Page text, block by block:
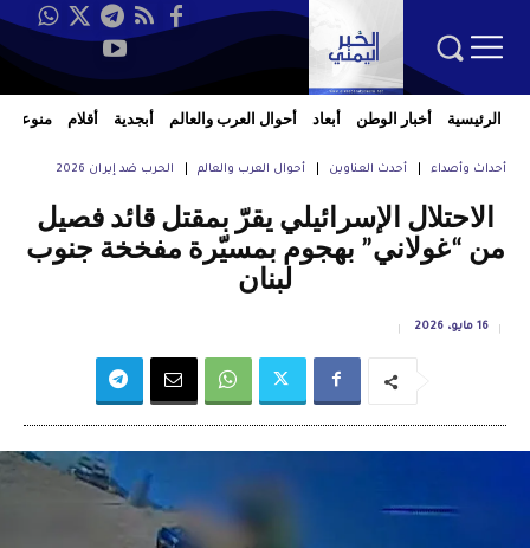
الرئيسية أخبار الوطن أبعاد أحوال العرب والعالم أبجدية أقلام منوعات
أحداث وأصداء أحدث العناوين أحوال العرب والعالم الحرب ضد إيران 2026
الاحتلال الإسرائيلي يقرّ بمقتل قائد فصيل
من “غولاني” بهجوم بمسيّرة مفخخة جنوب
لبنان
16 مايو، 2026